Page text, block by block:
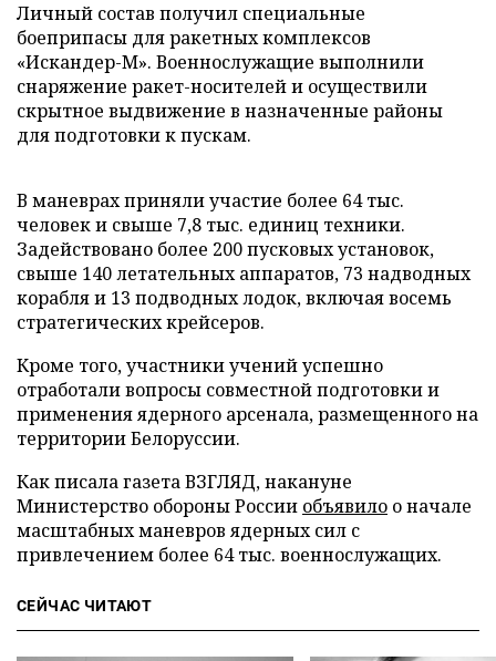
Личный состав получил специальные
боеприпасы для ракетных комплексов
«Искандер-М». Военнослужащие выполнили
снаряжение ракет-носителей и осуществили
скрытное выдвижение в назначенные районы
для подготовки к пускам.
В маневрах приняли участие более 64 тыс.
человек и свыше 7,8 тыс. единиц техники.
Задействовано более 200 пусковых установок,
свыше 140 летательных аппаратов, 73 надводных
корабля и 13 подводных лодок, включая восемь
стратегических крейсеров.
Кроме того, участники учений успешно
отработали вопросы совместной подготовки и
применения ядерного арсенала, размещенного на
территории Белоруссии.
Как писала газета ВЗГЛЯД, накануне
Министерство обороны России объявило о начале
масштабных маневров ядерных сил с
привлечением более 64 тыс. военнослужащих.
СЕЙЧАС ЧИТАЮТ